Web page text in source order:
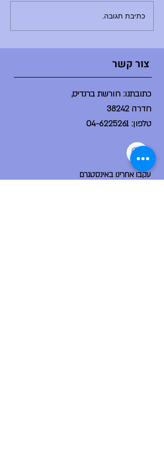
כתיבת תגובה...
צור קשר
כתובתנו: חורשת ברנדיס,
חדרה 38242
טלפון:04-6225261
עקבו אחרינו באינסטגרם